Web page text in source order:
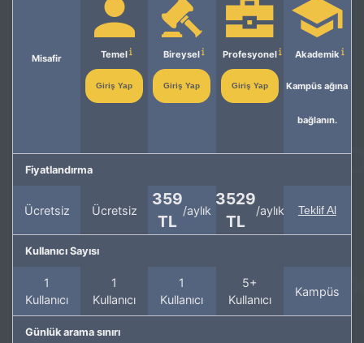
Misafir Temel
Giriş Yap
Bireysel
Giriş Yap
Profesyonel
Giriş Yap
Akademik
Kampüs ağına
bağlanın.
Fiyatlandırma
Ücretsiz Ücretsiz
359
TL
/aylık
3529
TL
/aylık Teklif Al
Kullanıcı Sayısı
1
Kullanıcı
1
Kullanıcı
1
Kullanıcı
5+
Kullanıcı
Kampüs
Günlük arama sınırı